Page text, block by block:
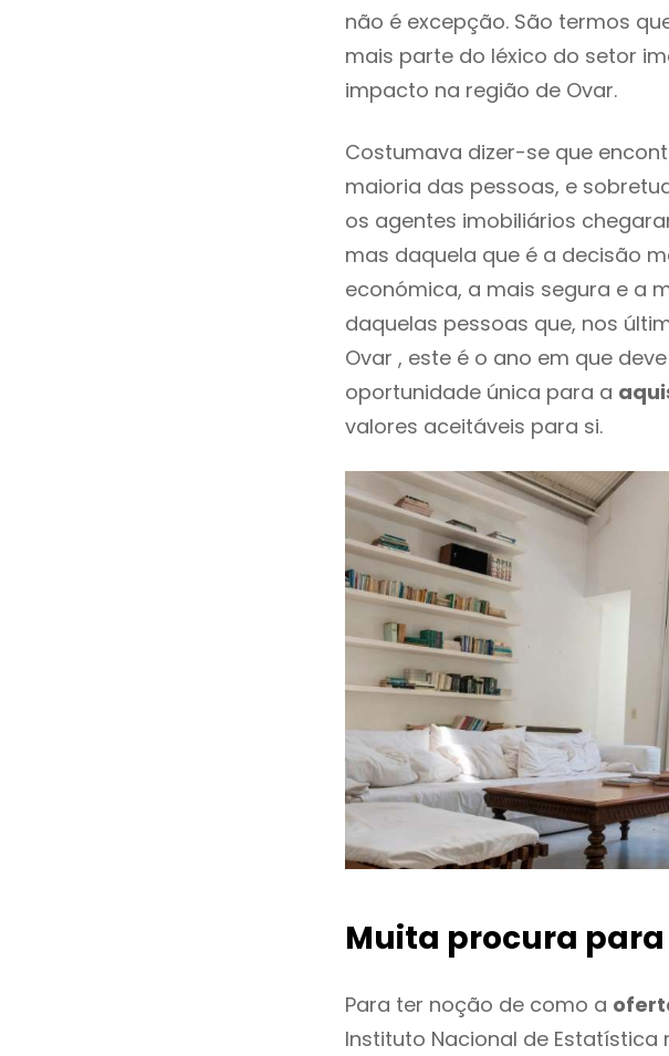
não é excepção. São termos
mais parte do léxico do setor
impacto na região de Ovar.
Costumava dizer-se que
maioria das pessoas, e
os agentes imobiliários
mas daquela que é a decisão
económica, a mais segura e a
daquelas pessoas que, nos
Ovar , este é o ano em que
oportunidade única para a
valores aceitáveis para si.
Muita procura
Para ter noção de como a
Instituto Nacional de